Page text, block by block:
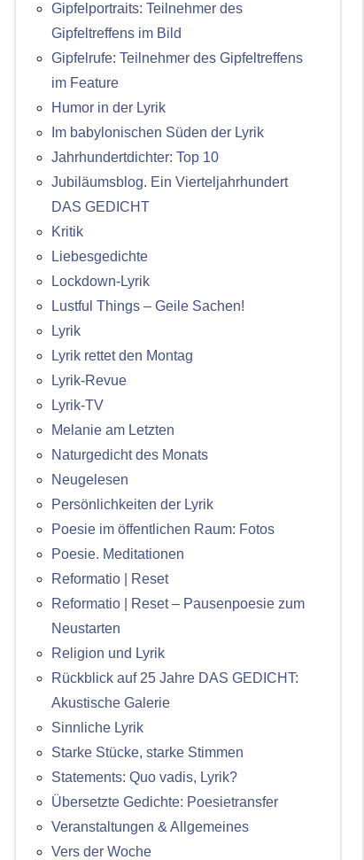
Gipfelportraits: Teilnehmer des
Gipfeltreffens im Bild
Gipfelrufe: Teilnehmer des Gipfeltreffens
im Feature
Humor in der Lyrik
Im babylonischen Süden der Lyrik
Jahrhundertdichter: Top 10
Jubiläumsblog. Ein Vierteljahrhundert
DAS GEDICHT
Kritik
Liebesgedichte
Lockdown-Lyrik
Lustful Things – Geile Sachen!
Lyrik
Lyrik rettet den Montag
Lyrik-Revue
Lyrik-TV
Melanie am Letzten
Naturgedicht des Monats
Neugelesen
Persönlichkeiten der Lyrik
Poesie im öffentlichen Raum: Fotos
Poesie. Meditationen
Reformatio | Reset
Reformatio | Reset – Pausenpoesie zum
Neustarten
Religion und Lyrik
Rückblick auf 25 Jahre DAS GEDICHT:
Akustische Galerie
Sinnliche Lyrik
Starke Stücke, starke Stimmen
Statements: Quo vadis, Lyrik?
Übersetzte Gedichte: Poesietransfer
Veranstaltungen & Allgemeines
Vers der Woche